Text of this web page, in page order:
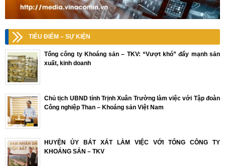
TIÊU ĐIỂM – SỰ KIỆN
Tổng công ty Khoáng sản – TKV: “Vượt khó” đẩy mạnh sản
xuất, kinh doanh
Chủ tịch UBND tỉnh Trịnh Xuân Trường làm việc với Tập đoàn
Công nghiệp Than – Khoáng sản Việt Nam
HUYỆN ỦY BÁT XÁT LÀM VIỆC VỚI TỔNG CÔNG TY
KHOÁNG SẢN – TKV